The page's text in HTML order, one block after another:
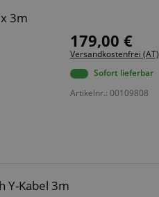
3m
179,00 €
Versandkostenfrei (AT)
Sofort lieferbar
Artikelnr.: 00109808
Y-Kabel 3m